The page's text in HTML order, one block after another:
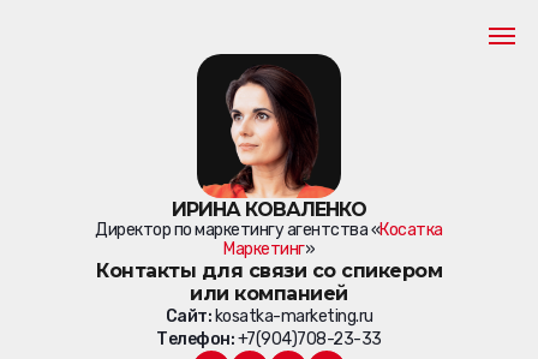
ИРИНА КОВАЛЕНКО
Директор по маркетингу агентства «Косатка
Маркетинг»
Контакты для связи со спикером
или компанией
Сайт: kosatka-marketing.ru
Телефон:+7(904)708-23-33